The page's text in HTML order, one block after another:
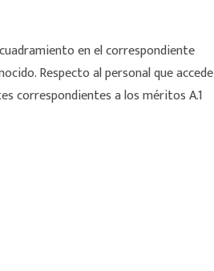
en el correspondiente
Respecto al personal que accede
correspondientes a los méritos A.1